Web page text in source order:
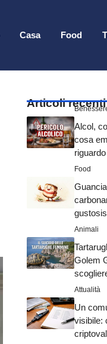
Casa Food
Articoli recenti
Alcol,
cosa
riguardo
Food
Animali
Golem
Attualità
Un
visibile: